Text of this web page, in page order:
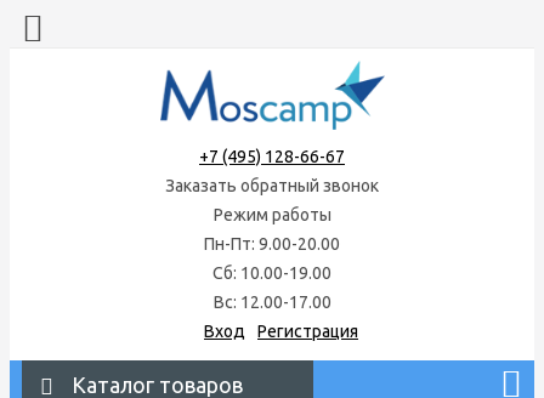
+7 (495) 128-66-67
Заказать обратный звонок
Режим работы
Пн-Пт: 9.00-20.00
Сб: 10.00-19.00
Вс: 12.00-17.00
Вход
Регистрация
Каталог товаров